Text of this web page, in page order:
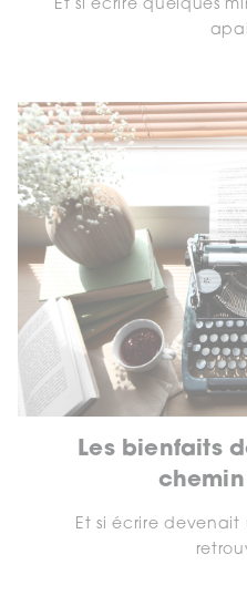
Et si écrire quelques
Les bienfaits
chemin
Et si écrire